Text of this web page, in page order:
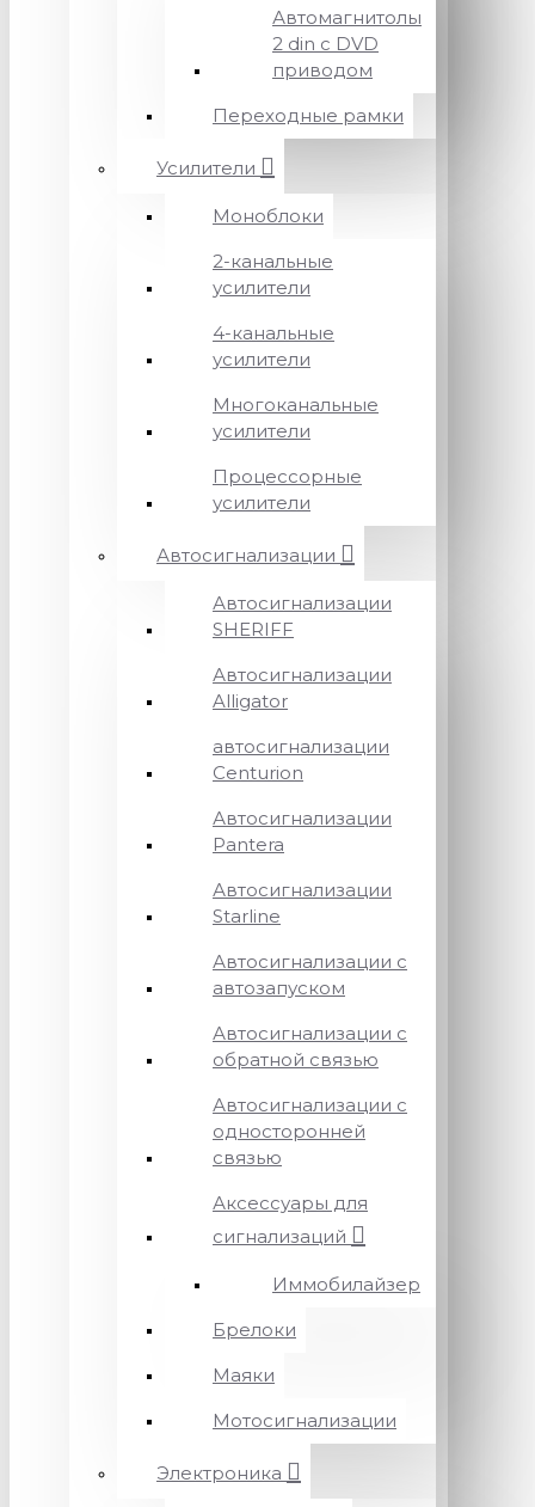
Автомагнитолы
2 din с DVD
приводом
Переходные рамки
Усилители
Моноблоки
2-канальные
усилители
4-канальные
усилители
Многоканальные
усилители
Процессорные
усилители
Автосигнализации
Автосигнализации
SHERIFF
Автосигнализации
Alligator
автосигнализации
Centurion
Автосигнализации
Pantera
Автосигнализации
Starline
Автосигнализации с
автозапуском
Автосигнализации с
обратной связью
Автосигнализации с
односторонней
связью
Аксессуары для
сигнализаций
Иммобилайзер
Брелоки
Маяки
Мотосигнализации
Электроника